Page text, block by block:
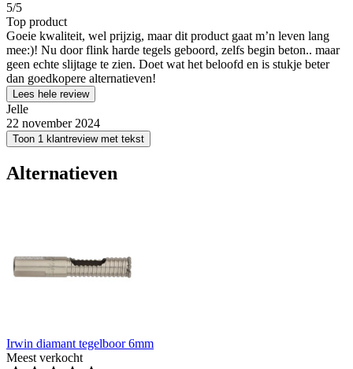
5/5
Top product
Goeie kwaliteit, wel prijzig, maar dit product gaat m’n leven lang
mee:)! Nu door flink harde tegels geboord, zelfs begin beton.. maar
geen echte slijtage te zien. Doet wat het beloofd en is stukje beter
dan goedkopere alternatieven!
Lees hele review
Jelle
22 november 2024
Toon 1 klantreview met tekst
Alternatieven
Irwin diamant tegelboor 6mm
Meest verkocht